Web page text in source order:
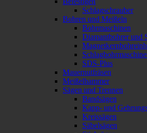
Schlagschrauber
Bohren und Meißeln
Bohrmaschinen
Diamantbohrer und
SDS-Plus
Mauernutfräsen
Meißelhammer
Sägen und Trennen
Bandsägen
Kapp- und
Kreissägen
Säbelsägen